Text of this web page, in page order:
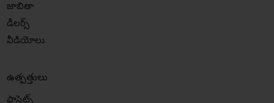
జాబితా
డీలర్స్
వీడియోలు
ఉత్పత్తులు
ఫాసెట్స్